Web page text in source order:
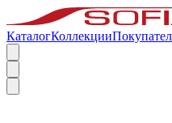
КаталогКоллекции